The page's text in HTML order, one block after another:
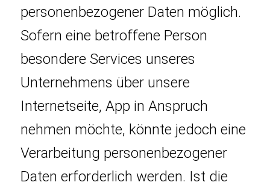
personenbezogener Daten möglich.
Sofern eine betroffene Person
besondere Services unseres
Unternehmens über unsere
Internetseite, App in Anspruch
nehmen möchte, könnte jedoch eine
Verarbeitung personenbezogener
Daten erforderlich werden. Ist die